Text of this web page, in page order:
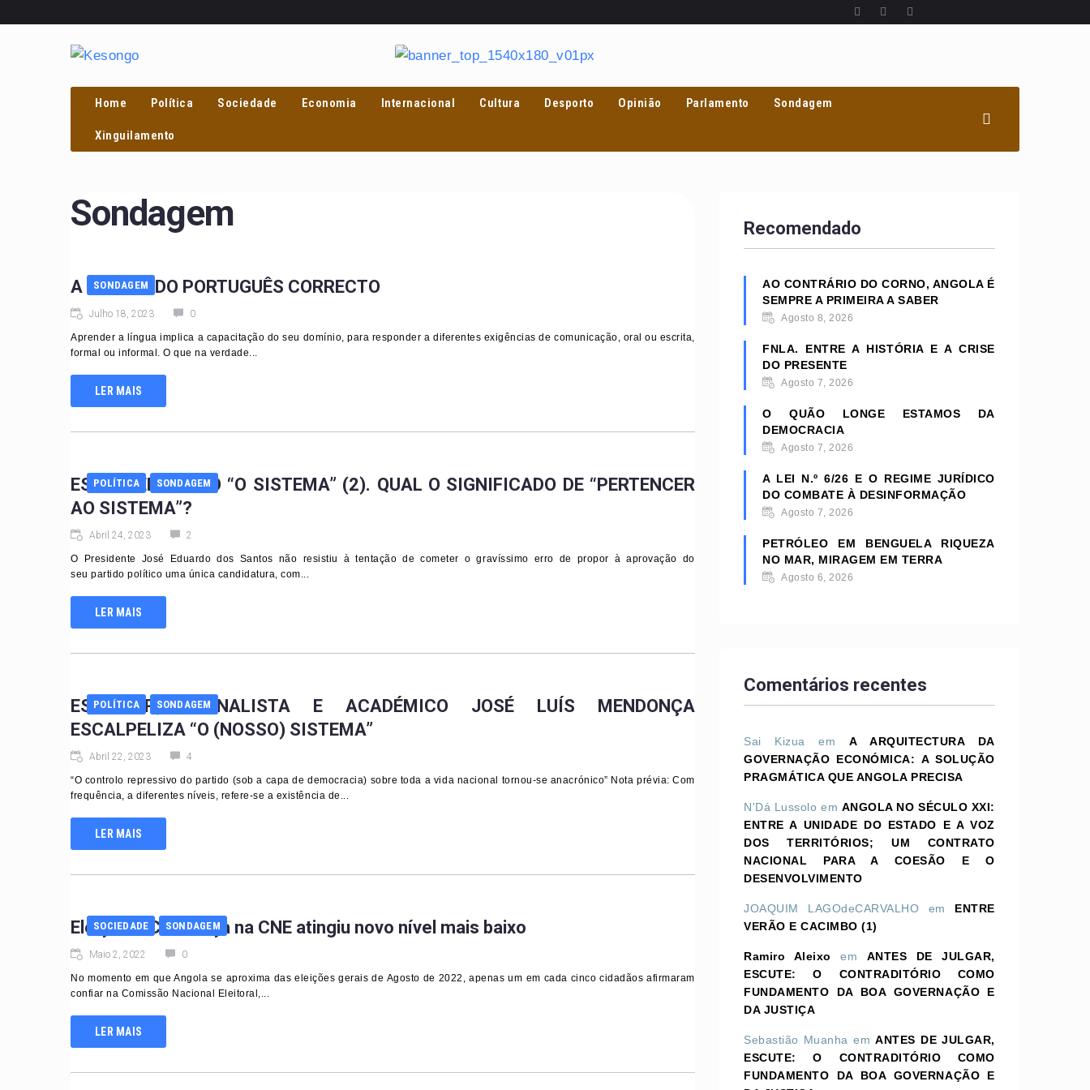
Home Política Sociedade Economia Internacional Cultura Desporto Opinião Parlamento Sondagem
Xinguilamento
Sondagem
SONDAGEM
A UTOPIA DO PORTUGUÊS CORRECTO
Julho 18, 2023 0
Aprender a língua implica a capacitação do seu domínio, para responder a diferentes exigências de comunicação, oral ou escrita,
formal ou informal. O que na verdade...
LER MAIS
POLÍTICA SONDAGEM
ESCALPELIZANDO “O SISTEMA” (2). QUAL O SIGNIFICADO DE “PERTENCER
AO SISTEMA”?
Abril 24, 2023 2
O Presidente José Eduardo dos Santos não resistiu à tentação de cometer o gravíssimo erro de propor à aprovação do
seu partido político uma única candidatura, com...
LER MAIS
POLÍTICA SONDAGEM
ESCRITOR, JORNALISTA E ACADÉMICO JOSÉ LUÍS MENDONÇA
ESCALPELIZA “O (NOSSO) SISTEMA”
Abril 22, 2023 4
“O controlo repressivo do partido (sob a capa de democracia) sobre toda a vida nacional tornou-se anacrónico” Nota prévia: Com
frequência, a diferentes níveis, refere-se a existência de...
LER MAIS
SOCIEDADE SONDAGEM
Eleições. Confiança na CNE atingiu novo nível mais baixo
Maio 2, 2022 0
No momento em que Angola se aproxima das eleições gerais de Agosto de 2022, apenas um em cada cinco cidadãos afirmaram
confiar na Comissão Nacional Eleitoral,...
LER MAIS
Recomendado
AO CONTRÁRIO DO CORNO, ANGOLA É
SEMPRE A PRIMEIRA A SABER
Agosto 8, 2026
FNLA. ENTRE A HISTÓRIA E A CRISE
DO PRESENTE
Agosto 7, 2026
O QUÃO LONGE ESTAMOS DA
DEMOCRACIA
Agosto 7, 2026
A LEI N.º 6/26 E O REGIME JURÍDICO
DO COMBATE À DESINFORMAÇÃO
Agosto 7, 2026
PETRÓLEO EM BENGUELA RIQUEZA
NO MAR, MIRAGEM EM TERRA
Agosto 6, 2026
Comentários recentes
Sai Kizua emA ARQUITECTURA DA
GOVERNAÇÃO ECONÓMICA: A SOLUÇÃO
PRAGMÁTICA QUE ANGOLA PRECISA
N'Dá Lussolo em ANGOLA NO SÉCULO XXI:
ENTRE A UNIDADE DO ESTADO E A VOZ
DOS TERRITÓRIOS; UM CONTRATO
NACIONAL PARA A COESÃO E O
DESENVOLVIMENTO
JOAQUIM LAGOdeCARVALHO em ENTRE
VERÃO E CACIMBO (1)
Ramiro Aleixo em ANTES DE JULGAR,
ESCUTE: O CONTRADITÓRIO COMO
FUNDAMENTO DA BOA GOVERNAÇÃO E
DA JUSTIÇA
Sebastião Muanha emANTES DE JULGAR,
ESCUTE: O CONTRADITÓRIO COMO
FUNDAMENTO DA BOA GOVERNAÇÃO E